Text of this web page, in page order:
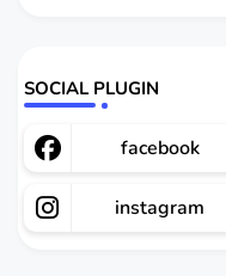
SOCIAL PLUGIN
facebook
instagram